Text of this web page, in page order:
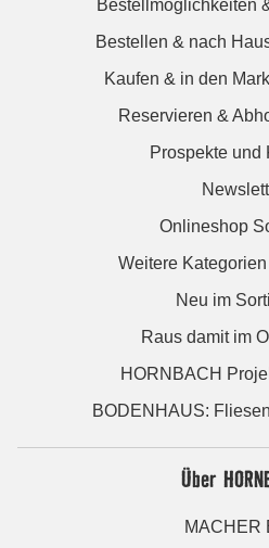
Bestellmöglichkeiten
Bestellen & nach
Kaufen & in den
Reservieren &
Prospekte und
Onlineshop
Weitere
Neu im
Raus damit im
HORNBACH
BODENHAUS:
Über
MACHER